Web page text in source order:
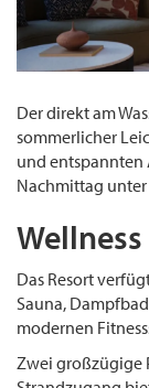
Der direkt am
sommerlicher
und entspannten
Nachmittag
Das Resort
Sauna,
modernen
Zwei großzügige